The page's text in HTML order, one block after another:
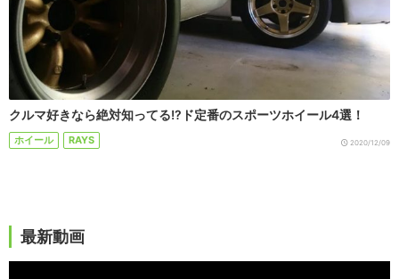
クルマ好きなら絶対知ってる!?ド定番のスポーツホイール4選！
ホイール RAYS 2020/12/09
最新動画